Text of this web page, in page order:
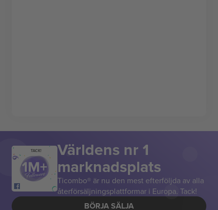
TACK! Världens nr 1
marknadsplats
Ticombo® är nu den mest efterföljda av alla
återförsäljningsplattformar i Europa. Tack!
BÖRJA SÄLJA